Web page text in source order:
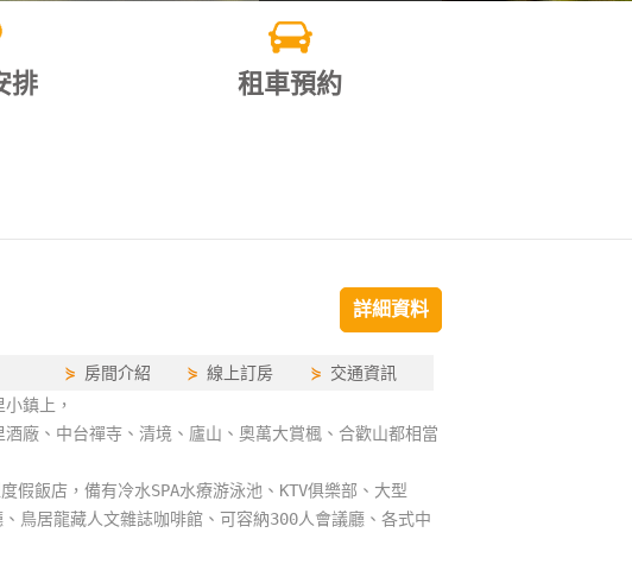
排 租車預約
詳細資料
⋟ 房間介紹 ⋟線上訂房 ⋟ 交通資訊
鎮上，
廠、中台禪寺、清境、廬山、奧萬大賞楓、合歡山都相當
假飯店，備有冷水SPA水療游泳池、KTV俱樂部、大型
鳥居龍藏人文雜誌咖啡館、可容納300人會議廳、各式中